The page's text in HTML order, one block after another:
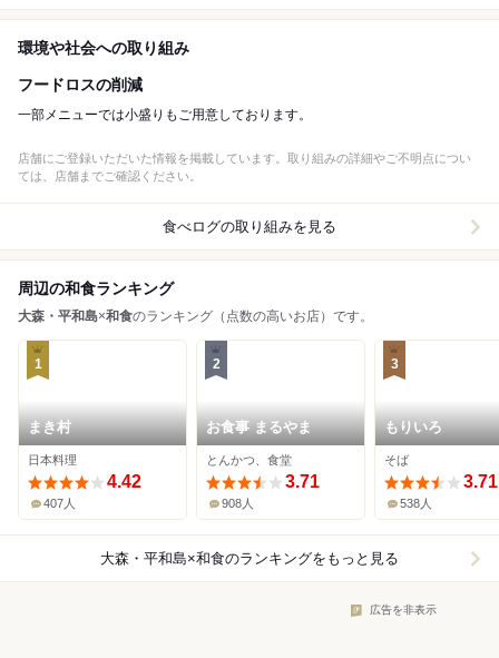
環境や社会への取り組み
フードロスの削減
一部メニューでは小盛りもご用意しております。
店舗にご登録いただいた情報を掲載しています。取り組みの詳細やご不明点につい
ては、店舗までご確認ください。
食べログの取り組みを見る
周辺の和食ランキング
大森・平和島×和食のランキング（点数の高いお店）です。
1
まき村
日本料理
4.42
407人
2
お食事 まるやま
とんかつ、食堂
3.71
908人
3
もりいろ
そば
3.71
538人
大森・平和島×和食のランキングをもっと見る
広告を非表示